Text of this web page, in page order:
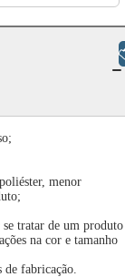
menor
tratar de um produto
na cor e tamanho
de fabricação.